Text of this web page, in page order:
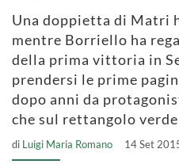
Una doppietta di Matri
mentre Borriello ha
della prima vittoria in
prendersi le prime
dopo anni da
che sul rettangolo verde
di Luigi Maria Romano 14 Set